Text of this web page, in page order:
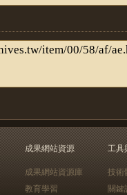
成果網站資源
成果網站資源庫
教育學習
工具
技術
關鍵